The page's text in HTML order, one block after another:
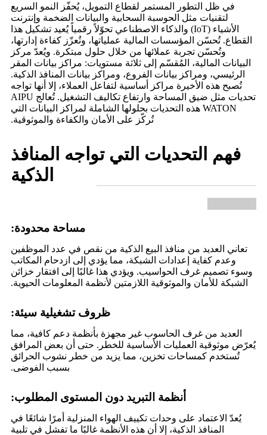
في ظل التطور المستمر لقطاع التمويل، يُحفّز النمو السريع
لتقنيات مثل الحوسبة السحابية والبيانات الضخمة وإنترنت
الأشياء (IoT) والذكاء الاصطناعي تحوّلاً رقمياً يُعيد تشكيل هذا
القطاع. تُحسّن المؤسسات المالية عملياتها، وتُعزّز كفاءة إدارتها،
وتُحسّن تجربة عملائها من خلال حلول مبتكرة. ويُعدّ مركز
البيانات المالية، المُقسّم إلى ثلاثة مستويات: مراكز بيانات المقر
الرئيسي، ومراكز بيانات الفروع، ومراكز بيانات المنافذ الذكية.
تُصبح هذه الأخيرة مراكز أساسية لتفاعل العملاء، إلا أنها تواجه
تحديات مثل ضيق المساحة وارتفاع تكاليف التشغيل. تُعالج AIPU
WATON هذه التحديات بحلولها الشاملة لمراكز البيانات التي
تُركّز على الأمان والكفاءة والموثوقية.
فهم التحديات التي تواجه المنافذ
الذكية
مساحة محدودة:
تعاني العديد من منافذ البيع الذكية من نقص في عدد الموظفين
وعدم كفاية إعدادات الشبكة، مما يؤدي إلى ازدحام المكاتب
وسوء تصميم غرف الحواسيب. ويؤدي هذا غالبًا إلى افتقار خزائن
الشبكة للأمان والموثوقية اللازمتين لأنظمة المعلومات الحيوية.
ظروف تشغيلية سيئة:
العديد من غرف الحاسوب غير مجهزة بأنظمة دعم كافية، مما
يُعرّض موثوقية العمليات الأساسية للخطر. حتى أن بعض المرافق
تُستخدم كمساحات تخزين، مما يزيد من خطر نشوب الحرائق
بسبب الفوضى.
أنظمة التبريد دون المستوى المطلوب:
يُعدّ الاعتماد على وحدات تكييف الهواء المنزلية أمرًا شائعًا في
المنافذ الذكية، إلا أن هذه الأنظمة غالبًا ما تفشل في تلبية